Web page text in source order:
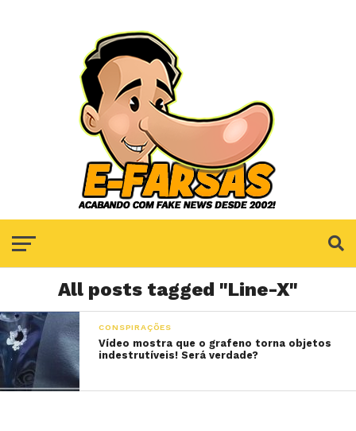
All posts tagged "Line-X"
CONSPIRAÇÕES
Vídeo mostra que o grafeno torna objetos
indestrutíveis! Será verdade?